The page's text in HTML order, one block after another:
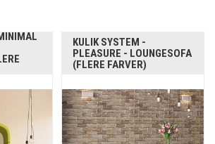
KULIK SYSTEM -
PLEASURE - LOUNGESOFA
(FLERE FARVER)